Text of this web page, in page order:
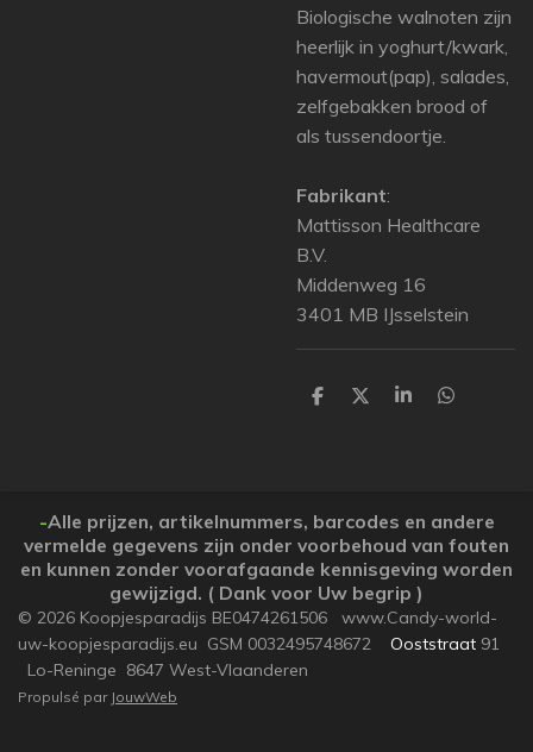
Biologische walnoten zijn
heerlijk in yoghurt/kwark,
havermout(pap), salades,
zelfgebakken brood of
als tussendoortje.
Fabrikant:
Mattisson Healthcare
B.V.
Middenweg 16
3401 MB IJsselstein
P
e
P
e
r
P
e
r
P
e
-Alle prijzen, artikelnummers, barcodes en andere
vermelde gegevens zijn onder voorbehoud van fouten
en kunnen zonder voorafgaande kennisgeving worden
gewijzigd. ( Dank voor Uw begrip )
© 2026 Koopjesparadijs BE0474261506 www.Candy-world-
uw-koopjesparadijs.eu GSM 0032495748672 Ooststraat 91
Lo-Reninge 8647 West-Vlaanderen
Propulsé par JouwWeb